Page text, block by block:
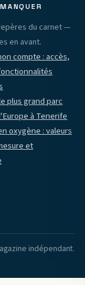
du carnet —
en avant.
compte : accès,
plus grand parc
à Tenerife
oxygène : valeurs
et
indépendant.